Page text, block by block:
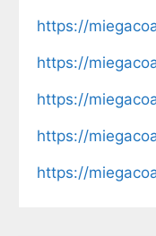
https://
https://
https://
https://
https://